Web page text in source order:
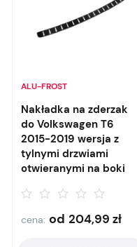
ALU-FROST
Nakładka na zderzak
do Volkswagen T6
2015-2019 wersja z
tylnymi drzwiami
otwieranymi na boki
cena: od 204,99 zł